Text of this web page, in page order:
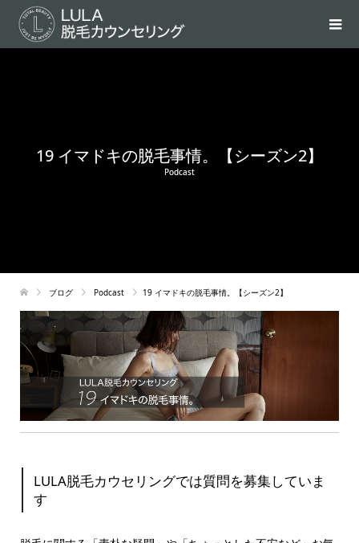
19 イマドキの脱毛事情。【シーズン2】
Podcast
ブログ Podcast 19 イマドキの脱毛事情。【シーズン2】
LULA脱毛カウセリングでは質問を募集していま
す